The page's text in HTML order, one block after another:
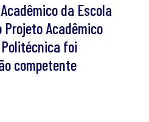
da Escola
Acadêmico
foi
competente